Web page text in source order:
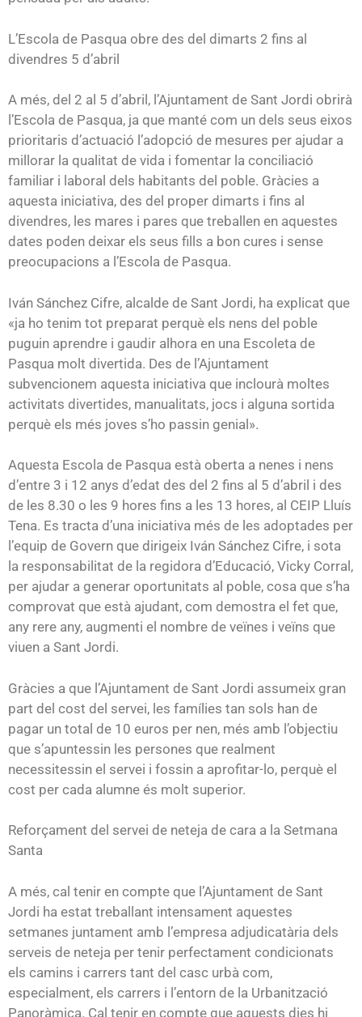
L’Escola de Pasqua obre des del dimarts 2 fins al
divendres 5 d’abril
A més, del 2 al 5 d’abril, l’Ajuntament de Sant Jordi obrirà
l’Escola de Pasqua, ja que manté com un dels seus eixos
prioritaris d’actuació l’adopció de mesures per ajudar a
millorar la qualitat de vida i fomentar la conciliació
familiar i laboral dels habitants del poble. Gràcies a
aquesta iniciativa, des del proper dimarts i fins al
divendres, les mares i pares que treballen en aquestes
dates poden deixar els seus fills a bon cures i sense
preocupacions a l’Escola de Pasqua.
Iván Sánchez Cifre, alcalde de Sant Jordi, ha explicat que
«ja ho tenim tot preparat perquè els nens del poble
puguin aprendre i gaudir alhora en una Escoleta de
Pasqua molt divertida. Des de l’Ajuntament
subvencionem aquesta iniciativa que inclourà moltes
activitats divertides, manualitats, jocs i alguna sortida
perquè els més joves s’ho passin genial».
Aquesta Escola de Pasqua està oberta a nenes i nens
d’entre 3 i 12 anys d’edat des del 2 fins al 5 d’abril i des
de les 8.30 o les 9 hores fins a les 13 hores, al CEIP Lluís
Tena. Es tracta d’una iniciativa més de les adoptades per
l’equip de Govern que dirigeix Iván Sánchez Cifre, i sota
la responsabilitat de la regidora d’Educació, Vicky Corral,
per ajudar a generar oportunitats al poble, cosa que s’ha
comprovat que està ajudant, com demostra el fet que,
any rere any, augmenti el nombre de veïnes i veïns que
viuen a Sant Jordi.
Gràcies a que l’Ajuntament de Sant Jordi assumeix gran
part del cost del servei, les famílies tan sols han de
pagar un total de 10 euros per nen, més amb l’objectiu
que s’apuntessin les persones que realment
necessitessin el servei i fossin a aprofitar-lo, perquè el
cost per cada alumne és molt superior.
Reforçament del servei de neteja de cara a la Setmana
Santa
A més, cal tenir en compte que l’Ajuntament de Sant
Jordi ha estat treballant intensament aquestes
setmanes juntament amb l’empresa adjudicatària dels
serveis de neteja per tenir perfectament condicionats
els camins i carrers tant del casc urbà com,
especialment, els carrers i l’entorn de la Urbanització
Panoràmica. Cal tenir en compte que aquests dies hi